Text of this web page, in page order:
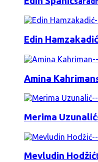
Edin Hamzakadić
Amina Kahriman
Merima Uzunalić
Mevludin Hodžić